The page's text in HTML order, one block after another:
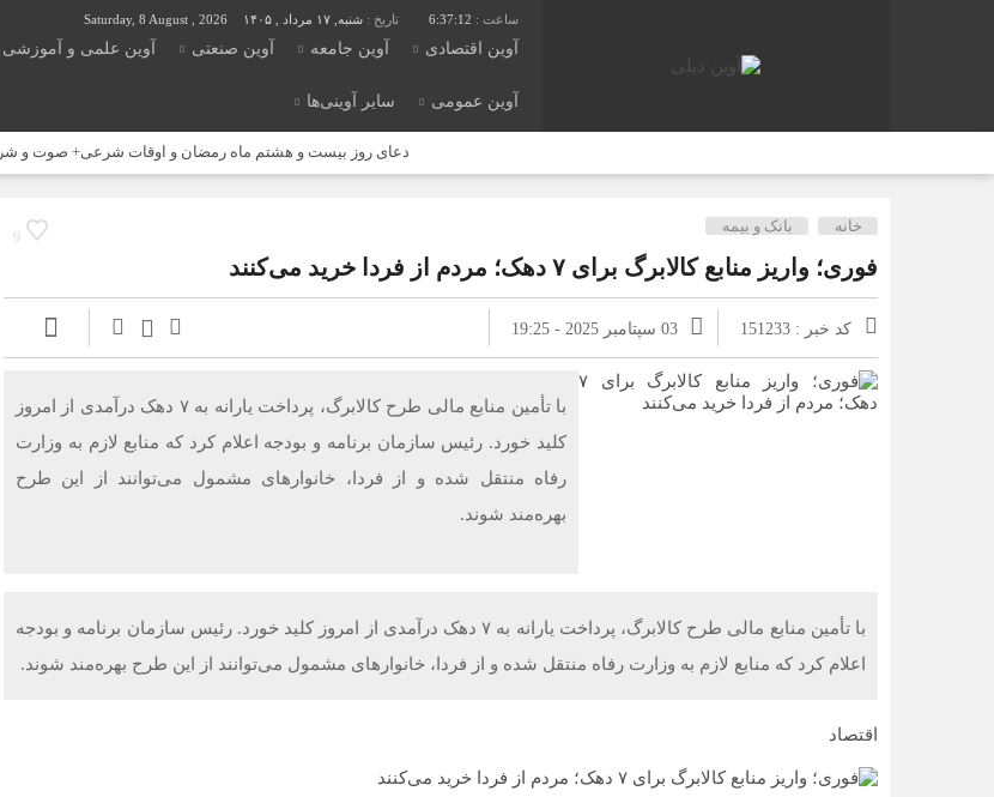
6:37:12 تاریخ : شنبه, ۱۷ مرداد , ۱۴۰۵ Saturday, 8 August , 2026
آوین اقتصادی آوین جامعه آوین صنعتی آوین علمی و آموزشی
آوین عمومی سایر آوینی‌ها
دعای روز بیست و هشتم ماه رمضان و اوقات شرعی+ صوت و شرح دعا
9
خانه بانک و بیمه
فوری؛ واریز منابع کالابرگ برای ۷ دهک؛ مردم از فردا خرید می‌کنند
کد خبر : 151233 03 سپتامبر 2025 - 19:25
با تأمین منابع مالی طرح کالابرگ، پرداخت یارانه به ۷ دهک درآمدی از امروز
کلید خورد. رئیس سازمان برنامه و بودجه اعلام کرد که منابع لازم به وزارت
رفاه منتقل شده و از فردا، خانوارهای مشمول می‌توانند از این طرح
بهره‌مند شوند.
با تأمین منابع مالی طرح کالابرگ، پرداخت یارانه به ۷ دهک درآمدی از امروز کلید خورد. رئیس سازمان برنامه و بودجه
اعلام کرد که منابع لازم به وزارت رفاه منتقل شده و از فردا، خانوارهای مشمول می‌توانند از این طرح بهره‌مند شوند.
اقتصاد